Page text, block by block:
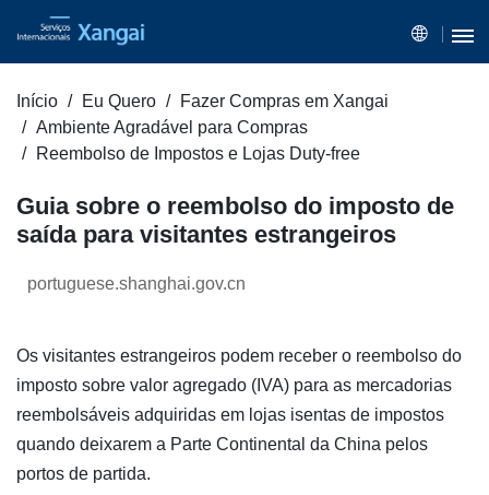
Início Eu Quero
Fazer Compras em Xangai
Ambiente Agradável para Compras
Reembolso de Impostos e Lojas Duty-free
Guia sobre o reembolso do imposto de
saída para visitantes estrangeiros
portuguese.shanghai.gov.cn
Os visitantes estrangeiros podem receber o reembolso do
imposto sobre valor agregado (IVA) para as mercadorias
reembolsáveis adquiridas em lojas isentas de impostos
quando deixarem a Parte Continental da China pelos
portos de partida.